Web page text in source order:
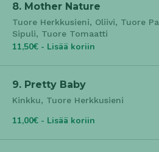
8. Mother Nature
Tuore Herkkusieni, Oliivi, Tuore
Sipuli, Tuore Tomaatti
11,50€ - Lisää koriin
9. Pretty Baby
Kinkku, Tuore Herkkusieni
11,00€ - Lisää koriin